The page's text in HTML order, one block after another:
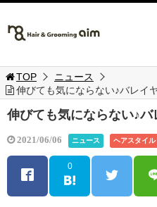
TOP
ニュース
伸びても気にならない♪バレイ
伸びても気にならない♪
2021/06/06 ニュース ヘアスタイル
0